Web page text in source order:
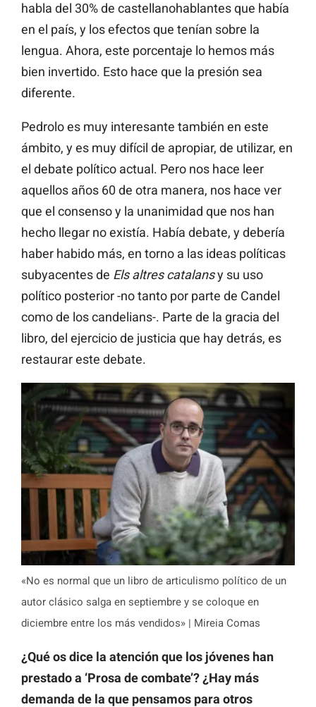
habla del 30% de castellanohablantes que había
en el país, y los efectos que tenían sobre la
lengua. Ahora, este porcentaje lo hemos más
bien invertido. Esto hace que la presión sea
diferente.
Pedrolo es muy interesante también en este
ámbito, y es muy difícil de apropiar, de utilizar, en
el debate político actual. Pero nos hace leer
aquellos años 60 de otra manera, nos hace ver
que el consenso y la unanimidad que nos han
hecho llegar no existía. Había debate, y debería
haber habido más, en torno a las ideas políticas
subyacentes de Els altres catalansy su uso
político posterior -no tanto por parte de Candel
como de los candelians-. Parte de la gracia del
libro, del ejercicio de justicia que hay detrás, es
restaurar este debate.
«No es normal que un libro de articulismo político de un
autor clásico salga en septiembre y se coloque en
diciembre entre los más vendidos» | Mireia Comas
¿Qué os dice la atención que los jóvenes han
prestado a ‘Prosa de combate’? ¿Hay más
demanda de la que pensamos para otros